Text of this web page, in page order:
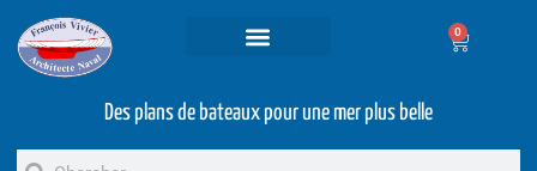
0
Des plans de bateaux pour une mer plus belle